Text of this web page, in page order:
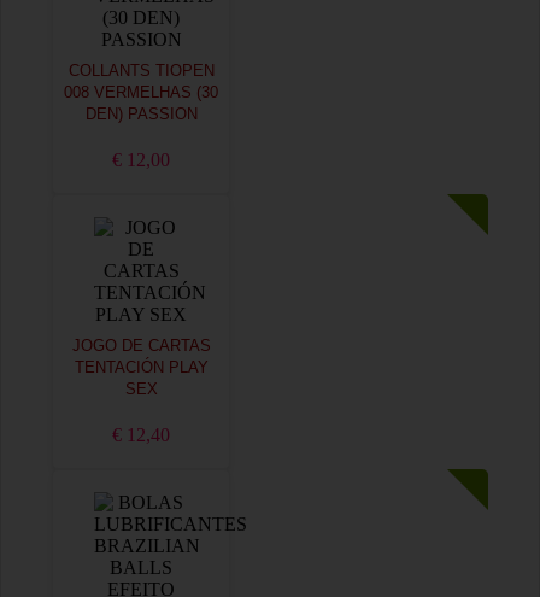
COLLANTS TIOPEN
008 VERMELHAS (30
DEN) PASSION
€ 12,00
JOGO DE CARTAS
TENTACIÓN PLAY
SEX
€ 12,40